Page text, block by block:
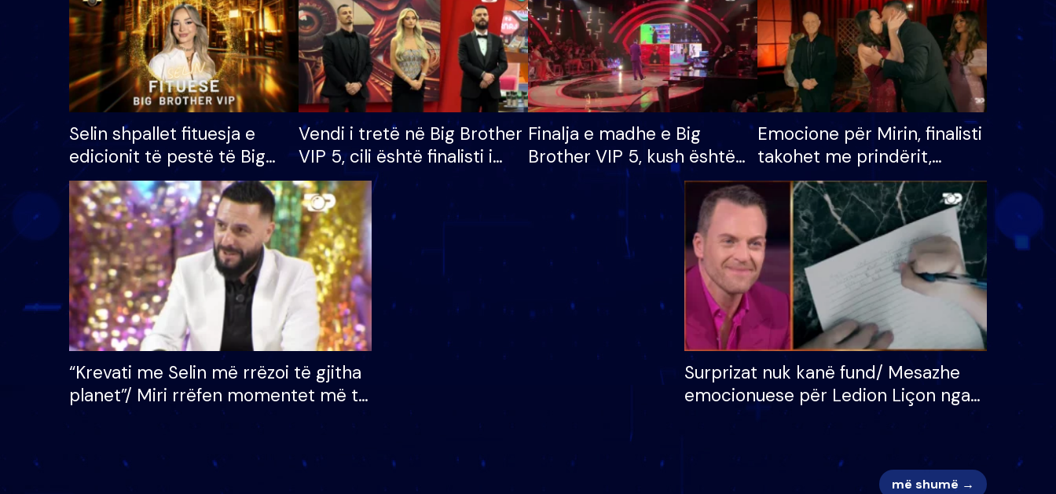
Selin shpallet fituesja e
edicionit të pestë të Big
Brother VIP, rrëmben
çmimin e madh prej 100
mijë eurosh
Vendi i tretë në Big Brother
VIP 5, cili është finalisti i
radhës që lë shtëpinë
Finalja e madhe e Big
Brother VIP 5, kush është
banori i parë që lë shtëpinë
dhe humb mundësinë për
të fituar çmimin e madh
Emocione për Mirin, finalisti
takohet me prindërit,
vajzën dhe bashkëshorten:
S’kemi ndonjë letër divorci
apo jo?
“Krevati me Selin më rrëzoi të gjitha
planet”/ Miri rrëfen momentet më të
bukura në shtëpinë e BB VIP: Do më
Surprizat nuk kanë fund/ Mesazhe
emocionuese për Ledion Liçon nga
nëna dhe fëmijët e tij, moderatori
më shumë →